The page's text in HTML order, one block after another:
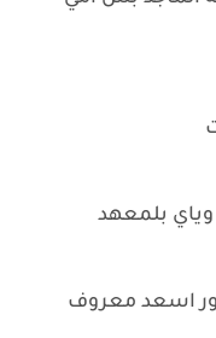
بلمعهد
اسعد معروف